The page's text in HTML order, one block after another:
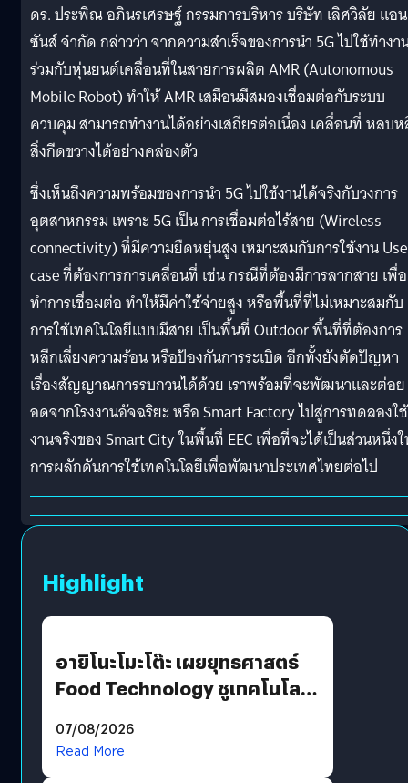
ดร. ประพิณ อภินรเศรษฐ์ กรรมการบริหาร บริษัท เลิศวิลัย แอ
ซันส์ จำกัด กล่าวว่า จากความสำเร็จของการนำ 5G ไปใช้ทำงา
ร่วมกับหุ่นยนต์เคลื่อนที่ในสายการผลิต AMR (Autonomous
Mobile Robot) ทำให้ AMR เสมือนมีสมองเชื่อมต่อกับระบบ
ควบคุม สามารถทำงานได้อย่างเสถียรต่อเนื่อง เคลื่อนที่ หลบ
สิ่งกีดขวางได้อย่างคล่องตัว
ซึ่งเห็นถึงความพร้อมของการนำ 5G ไปใช้งานได้จริงกับวงการ
อุตสาหกรรม เพราะ 5G เป็น การเชื่อมต่อไร้สาย (Wireless
connectivity) ที่มีความยืดหยุ่นสูง เหมาะสมกับการใช้งาน Use
case ที่ต้องการการเคลื่อนที่ เช่น กรณีที่ต้องมีการลากสาย เพื่อ
ทำการเชื่อมต่อ ทำให้มีค่าใช้จ่ายสูง หรือพื้นที่ที่ไม่เหมาะสมกับ
การใช้เทคโนโลยีแบบมีสาย เป็นพื้นที่ Outdoor พื้นที่ที่ต้องการ
หลีกเลี่ยงความร้อน หรือป้องกันการระเบิด อีกทั้งยังตัดปัญหา
เรื่องสัญญาณการรบกวนได้ด้วย เราพร้อมที่จะพัฒนาและต่อย
อดจากโรงงานอัจฉริยะ หรือ Smart Factory ไปสู่การทดลองใช้
งานจริงของ Smart City ในพื้นที่ EEC เพื่อที่จะได้เป็นส่วนหนึ่ง
การผลักดันการใช้เทคโนโลยีเพื่อพัฒนาประเทศไทยต่อไป
Highlight
อายิโนะโมะโต๊ะ เผยยุทธศาสตร์
Food Technology ชูเทคโนโลยี
บริโภคและ B2B
07/08/2026
Read More